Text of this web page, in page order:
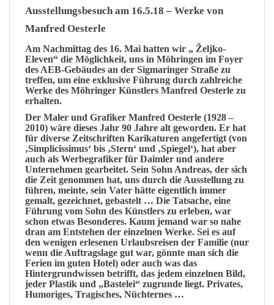
Ausstellungsbesuch am 16.5.18 – Werke von
Manfred Oesterle
Am Nachmittag des 16. Mai hatten wir „ Željko-
Eleven“ die Möglichkeit, uns in Möhringen im Foyer
des AEB-Gebäudes an der Sigmaringer Straße zu
treffen, um eine exklusive Führung durch zahlreiche
Werke des Möhringer Künstlers Manfred Oesterle zu
erhalten.
Der Maler und Grafiker Manfred Oesterle (1928 –
2010) wäre dieses Jahr 90 Jahre alt geworden. Er hat
für diverse Zeitschriften Karikaturen angefertigt (von
‚Simplicissimus‘ bis ‚Stern‘ und ‚Spiegel‘), hat aber
auch als Werbegrafiker für Daimler und andere
Unternehmen gearbeitet. Sein Sohn Andreas, der sich
die Zeit genommen hat, uns durch die Ausstellung zu
führen, meinte, sein Vater hätte eigentlich immer
gemalt, gezeichnet, gebastelt … Die Tatsache, eine
Führung vom Sohn des Künstlers zu erleben, war
schon etwas Besonderes. Kaum jemand war so nahe
dran am Entstehen der einzelnen Werke. Sei es auf
den wenigen erlesenen Urlaubsreisen der Familie (nur
wenn die Auftragslage gut war, gönnte man sich die
Ferien im guten Hotel) oder auch was das
Hintergrundwissen betrifft, das jedem einzelnen Bild,
jeder Plastik und „Bastelei“ zugrunde liegt. Privates,
Humoriges, Tragisches, Nüchternes …